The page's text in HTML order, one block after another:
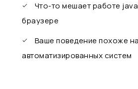
Что-то мешает работе
браузере
Ваше поведение похоже
автоматизированных систем